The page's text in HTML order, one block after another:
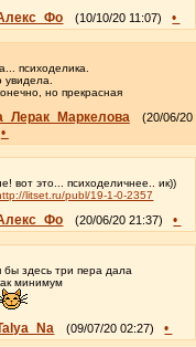
(10/10/20 11:07) •
психоделика.
увидела.
но прекрасная
(20/06/20
•
вот это... психоделичнее.. ик))
litset.ru/publ/19-1-0-2357
(20/06/20 21:37) •
бы здесь три пера дала
минимум
(09/07/20 02:27) •